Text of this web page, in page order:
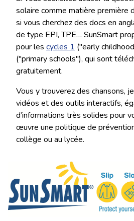
solaire comme matière première
si vous cherchez des docs en
de type EPI, TPE… SunSmart
pour les cycles 1 ("early
("primary schools"), qui sont
gratuitement.
Vous y trouverez des chansons,
vidéos et des outils interactifs,
d’informations très solides pour
œuvre une politique de prévention
collège ou au lycée.